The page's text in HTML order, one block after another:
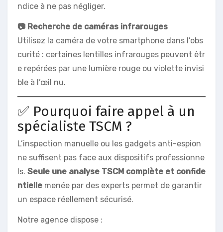
ndice à ne pas négliger.
📷 Recherche de caméras infrarouges
Utilisez la caméra de votre smartphone dans l’obs
curité : certaines lentilles infrarouges peuvent êtr
e repérées par une lumière rouge ou violette invisi
ble à l’œil nu.
✅ Pourquoi faire appel à un
spécialiste TSCM ?
L’inspection manuelle ou les gadgets anti-espion
ne suffisent pas face aux dispositifs professionne
ls. Seule une analyse TSCM complète et confide
ntielle menée par des experts permet de garantir
un espace réellement sécurisé.
Notre agence dispose :